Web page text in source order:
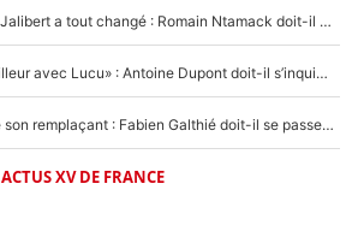
XV de France - Matthieu Jalibert a tout changé : Romain Ntamack doit-il s’inquiéter pour sa place à un an de la Coupe du monde ?
«Le XV de France est meilleur avec Lucu» : Antoine Dupont doit-il s’inquiéter pour sa place ?
Le XV de France a trouvé son remplaçant : Fabien Galthié doit-il se passer d'Antoine Dupont ?
ACTUS XV DE FRANCE